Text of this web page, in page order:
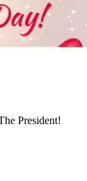
President!